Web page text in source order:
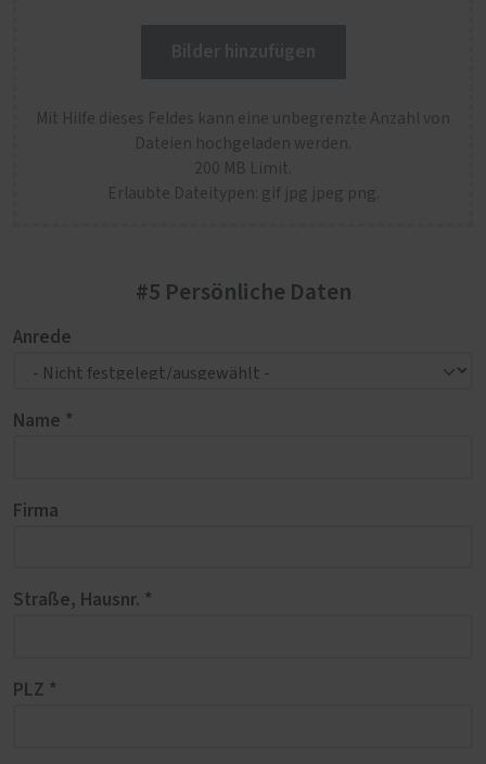
Mit Hilfe dieses Feldes kann eine unbegrenzte Anzahl von
Dateien hochgeladen werden.
200 MB Limit.
Erlaubte Dateitypen: gif jpg jpeg png.
#5 Persönliche Daten
Anrede
Name *
Firma
Straße, Hausnr. *
PLZ *